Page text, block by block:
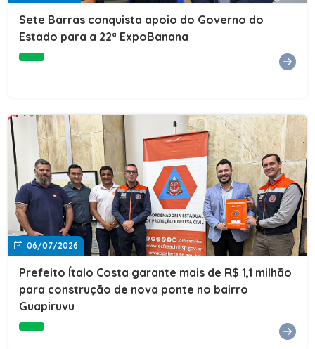
Sete Barras conquista apoio do Governo do
Estado para a 22ª ExpoBanana
06/07/2026
Prefeito Ítalo Costa garante mais de R$ 1,1 milhão
para construção de nova ponte no bairro
Guapiruvu